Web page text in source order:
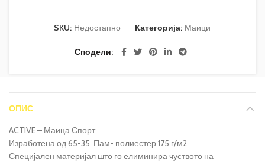
SKU: Недостапно Категорија: Маици
Сподели
ОПИС
ACTIVE – Маица Спорт
Изработена од 65-35 Пам- полиестер 175 г/м2
Специјален материјал што го елиминира чуството на